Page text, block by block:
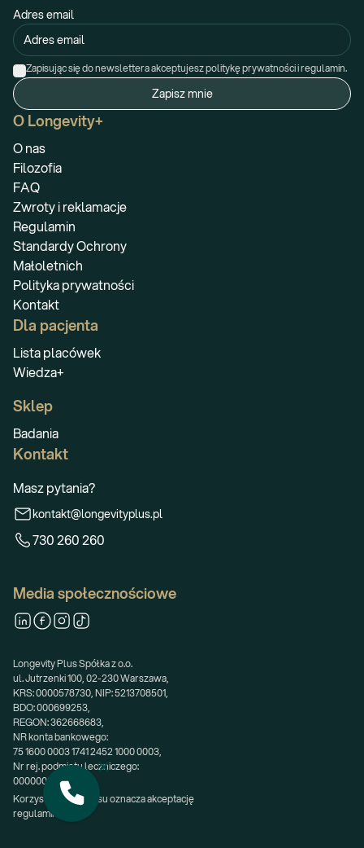
O Longevity+
O nas
Filozofia
FAQ
Zwroty i reklamacje
Regulamin
Standardy Ochrony
Małoletnich
Polityka prywatności
Kontakt
Dla pacjenta
Lista placówek
Wiedza+
Sklep
Badania
Kontakt
Masz pytania?
kontakt@longevityplus.pl
730 260 260
Media społecznościowe
Longevity Plus Spółka z o.o.
ul. Jutrzenki 100, 02-230 Warszawa,
KRS: 0000578730, NIP: 5213708501,
BDO: 000699253,
REGON: 362668683,
NR konta bankowego:
75 1600 0003 1741 2452 1000 0003,
Nr rej. podmiotu leczniczego:
000000200611.
Korzystanie z serwisu oznacza akceptację
regulaminu.
Adres email
Zapisując się do newslettera akceptujesz politykę prywatności i regulamin.
Zapisz mnie